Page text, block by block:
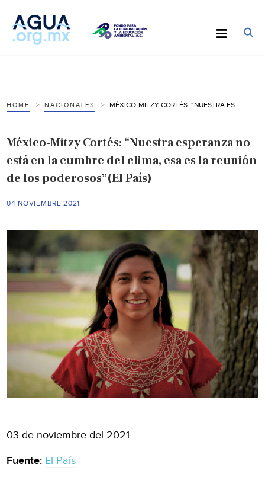
HOME NACIONALES
México-Mitzy Cortés: “Nuestra esperanza no
está en la cumbre del clima, esa es la reunión
de los poderosos”(El País)
04 NOVIEMBRE 2021
03 de noviembre del 2021
Fuente: El País